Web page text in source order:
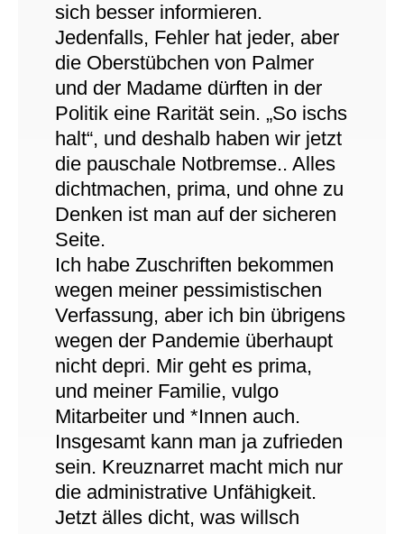
sich besser informieren.
Jedenfalls, Fehler hat jeder, aber
die Oberstübchen von Palmer
und der Madame dürften in der
Politik eine Rarität sein. „So ischs
halt“, und deshalb haben wir jetzt
die pauschale Notbremse.. Alles
dichtmachen, prima, und ohne zu
Denken ist man auf der sicheren
Seite.
Ich habe Zuschriften bekommen
wegen meiner pessimistischen
Verfassung, aber ich bin übrigens
wegen der Pandemie überhaupt
nicht depri. Mir geht es prima,
und meiner Familie, vulgo
Mitarbeiter und *Innen auch.
Insgesamt kann man ja zufrieden
sein. Kreuznarret macht mich nur
die administrative Unfähigkeit.
Jetzt älles dicht, was willsch